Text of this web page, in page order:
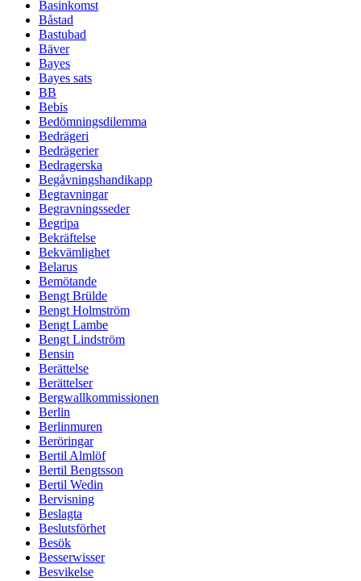
Basinkomst
Båstad
Bastubad
Bäver
Bayes
Bayes sats
BB
Bebis
Bedömningsdilemma
Bedrägeri
Bedrägerier
Bedragerska
Begåvningshandikapp
Begravningar
Begravningsseder
Begripa
Bekräftelse
Bekvämlighet
Belarus
Bemötande
Bengt Brülde
Bengt Holmström
Bengt Lambe
Bengt Lindström
Bensin
Berättelse
Berättelser
Bergwallkommissionen
Berlin
Berlinmuren
Beröringar
Bertil Almlöf
Bertil Bengtsson
Bertil Wedin
Bervisning
Beslagta
Beslutsförhet
Besök
Besserwisser
Besvikelse